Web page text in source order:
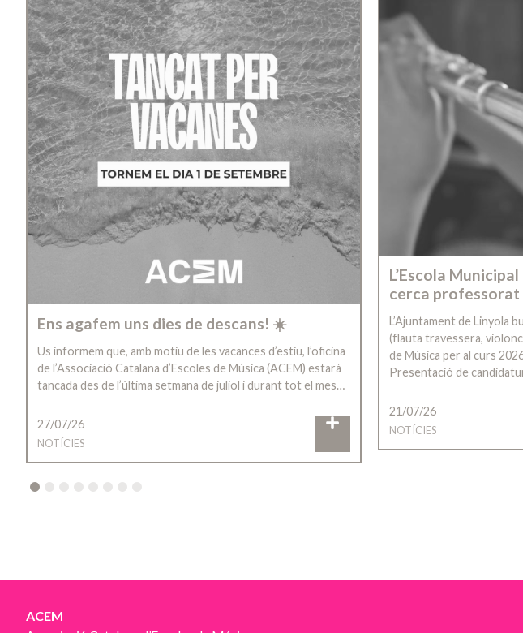
Ens agafem uns dies de descans! ☀️
Us informem que, amb motiu de les vacances d’estiu, l’oficina
de l’Associació Catalana d’Escoles de Música (ACEM) estarà
tancada des de l’última setmana de juliol i durant tot el mes…
27/07/26
NOTÍCIES
L’Escola
cerca professorat
L’Ajuntament de Linyola
(flauta travessera,
de Música per al curs
Presentació de
21/07/26
NOTÍCIES
4 5 6 7 8
ACEM